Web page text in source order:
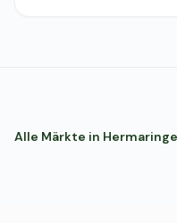
Alle Märkte in